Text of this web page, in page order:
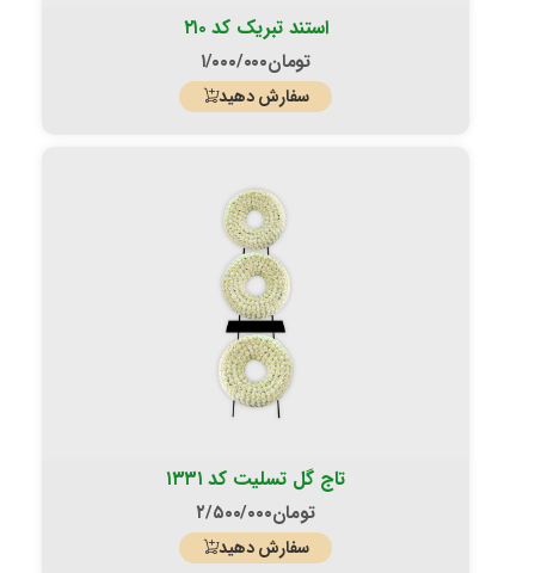
استند تبریک کد ۲۱۰
تومان۱/۰۰۰/۰۰۰
سفارش دهید
تاج گل تسلیت کد ۱۳۳۱
تومان۲/۵۰۰/۰۰۰
سفارش دهید